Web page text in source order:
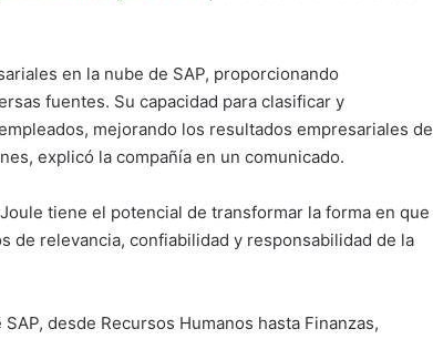
en la nube de SAP, proporcionando
fuentes. Su capacidad para clasificar y
mejorando los resultados empresariales de
explicó la compañía en un comunicado.
tiene el potencial de transformar la forma en que
de relevancia, confiabilidad y responsabilidad de la
desde Recursos Humanos hasta Finanzas,